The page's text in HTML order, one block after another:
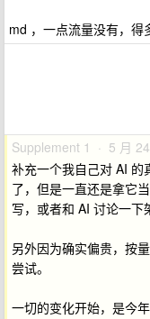
md ，一点流量没有，得
Supplement 1 · 5 月
补充一个我自己对 AI 的
了，但是一直还是拿它
写，或者和 AI 讨论一下
另外因为确实偏贵，按
尝试。
一切的变化开始，是今